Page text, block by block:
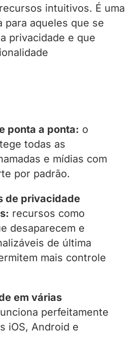
intuitivos. É uma
para aqueles que se
privacidade e que
ponta a ponta: o
todas as
e mídias com
por padrão.
de privacidade
recursos como
desaparecem e
​​de última
mais controle
em várias
perfeitamente
iOS, Android e